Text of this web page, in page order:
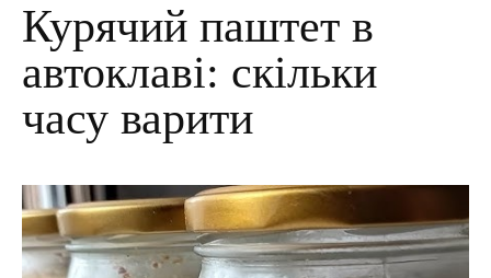
Курячий паштет в
автоклаві: скільки
часу варити